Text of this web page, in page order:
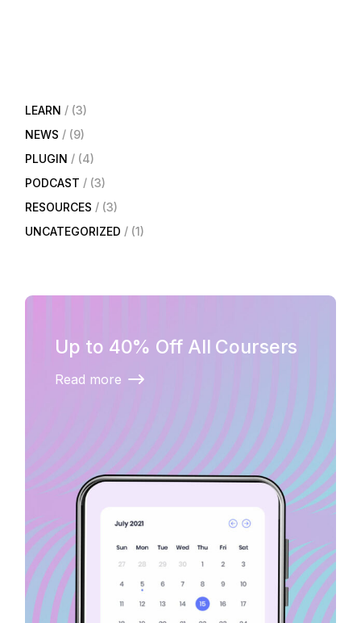
LEARN
(3)
NEWS
(9)
PLUGIN
(4)
PODCAST
(3)
RESOURCES
(3)
UNCATEGORIZED
(1)
Up to 40% Off All Coursers
Read more